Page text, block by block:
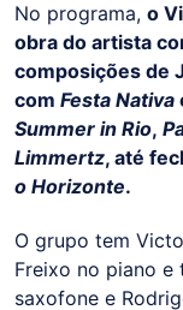
No programa, o
obra do artista
composições de
com Festa Nativa
Summer in Rio,
Limmertz, até
o Horizonte.
O grupo tem
Freixo no piano e
saxofone e